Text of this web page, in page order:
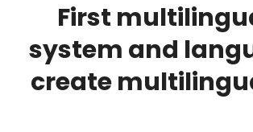
First
system and
create